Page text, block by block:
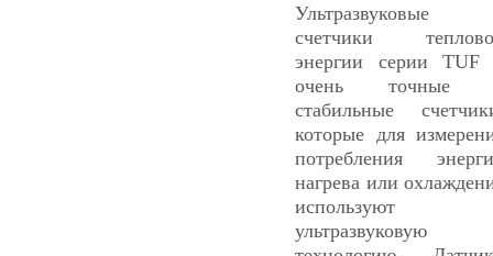
Ультразвуковые
счетчики
энергии серии TUF
очень точные
стабильные
которые для
потребления
нагрева или
используют
ультразвуковую